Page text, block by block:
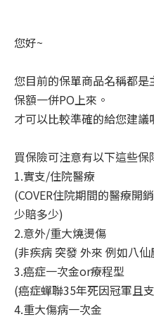
您好~
您目前的保單商品名稱都
保額一併PO上來。
才可以比較準確的給您建議
買保險可注意有以下這些保
1.實支/住院醫療
(COVER住院期間的醫療開
少賠多少)
2.意外/重大燒燙傷
(非疾病 突發 外來 例如八仙
3.癌症一次金or療程型
(癌症蟬聯35年死因冠軍且
4.重大傷病一次金